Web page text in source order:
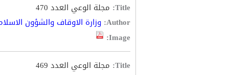
Title: مجلة الوعي العدد 470
Author: وزارة الاوقاف والشؤون
Image:
Title: مجلة الوعي العدد 469